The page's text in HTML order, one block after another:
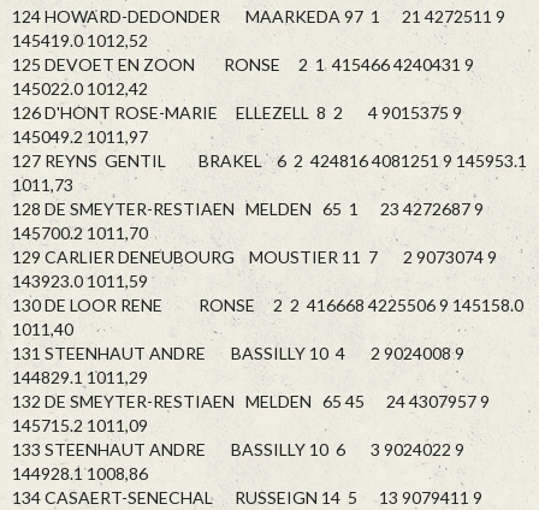
124 HOWARD-DEDONDER MAARKEDA 97 1 21 4272511 9
145419.0 1012,52
125 DEVOET EN ZOON RONSE 2 1 415466 4240431 9
145022.0 1012,42
126 D'HONT ROSE-MARIE ELLEZELL 8 2 4 9015375 9
145049.2 1011,97
127 REYNS GENTIL BRAKEL 6 2 424816 4081251 9 145953.1
1011,73
128 DE SMEYTER-RESTIAEN MELDEN 65 1 23 4272687 9
145700.2 1011,70
129 CARLIER DENEUBOURG MOUSTIER 11 7 2 9073074 9
143923.0 1011,59
130 DE LOOR RENE RONSE 2 2 416668 4225506 9 145158.0
1011,40
131 STEENHAUT ANDRE BASSILLY 10 4 2 9024008 9
144829.1 1011,29
132 DE SMEYTER-RESTIAEN MELDEN 65 45 24 4307957 9
145715.2 1011,09
133 STEENHAUT ANDRE BASSILLY 10 6 3 9024022 9
144928.1 1008,86
134 CASAERT-SENECHAL RUSSEIGN 14 5 13 9079411 9